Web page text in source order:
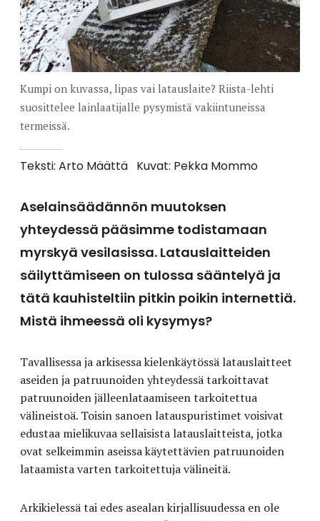
Kumpi on kuvassa, lipas vai latauslaite? Riista-lehti
suosittelee lainlaatijalle pysymistä vakiintuneissa
termeissä.
Teksti: Arto Määttä Kuvat: Pekka Mommo
Aselainsäädännön muutoksen
yhteydessä pääsimme todistamaan
myrskyä vesilasissa. Latauslaitteiden
säilyttämiseen on tulossa sääntelyä ja
tätä kauhisteltiin pitkin poikin internettiä.
Mistä ihmeessä oli kysymys?
Tavallisessa ja arkisessa kielenkäytössä latauslaitteet
aseiden ja patruunoiden yhteydessä tarkoittavat
patruunoiden jälleenlataamiseen tarkoitettua
välineistoä. Toisin sanoen latauspuristimet voisivat
edustaa mielikuvaa sellaisista latauslaitteista, jotka
ovat selkeimmin aseissa käytettävien patruunoiden
lataamista varten tarkoitettuja välineitä.
Arkikielessä tai edes asealan kirjallisuudessa en ole